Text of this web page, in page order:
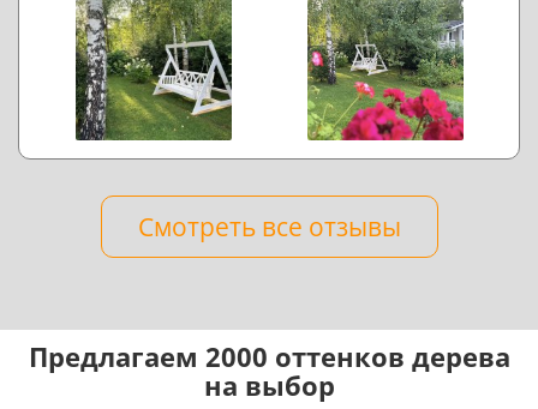
Смотреть все отзывы
Предлагаем 2000 оттенков дерева
на выбор